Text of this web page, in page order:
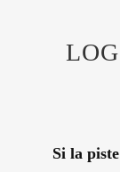
Si la